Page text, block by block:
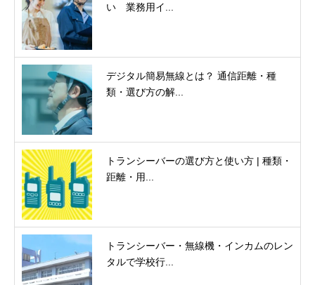
い 業務用イ...
デジタル簡易無線とは？ 通信距離・種
類・選び方の解...
トランシーバーの選び方と使い方 | 種類・
距離・用...
トランシーバー・無線機・インカムのレン
タルで学校行...